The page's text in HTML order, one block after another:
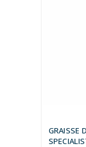
GRAISSE